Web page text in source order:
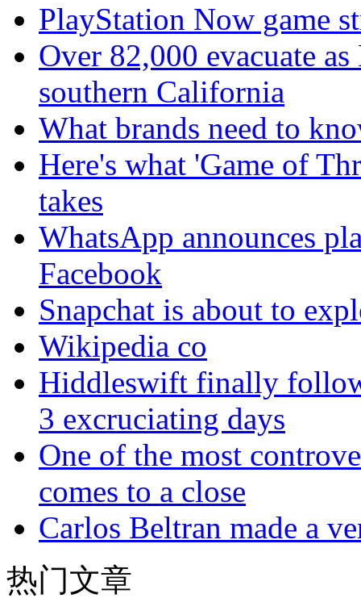
PlayStation Now game
Over 82,000 evacuate
southern California
What brands need to
Here's what 'Game of
takes
WhatsApp announces
Facebook
Snapchat is about to
Wikipedia co
Hiddleswift finally
3 excruciating days
One of the most
comes to a close
Carlos Beltran made a
热门文章